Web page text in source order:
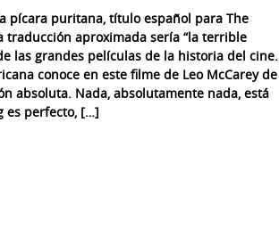
pícara puritana, título español para The
traducción aproximada sería “la terrible
las grandes películas de la historia del cine.
conoce en este filme de Leo McCarey de
absoluta. Nada, absolutamente nada, está
es perfecto, […]